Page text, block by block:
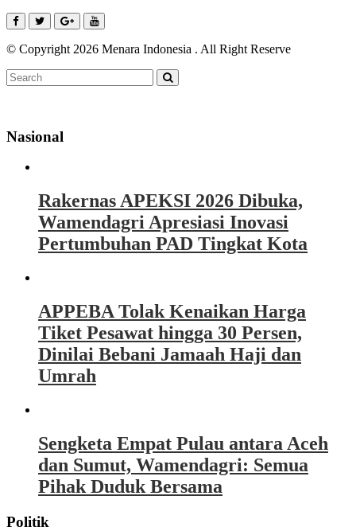
© Copyright 2026 Menara Indonesia . All Right Reserve
Nasional
Rakernas APEKSI 2026 Dibuka,
Wamendagri Apresiasi Inovasi
Pertumbuhan PAD Tingkat Kota
APPEBA Tolak Kenaikan Harga
Tiket Pesawat hingga 30 Persen,
Dinilai Bebani Jamaah Haji dan
Umrah
Sengketa Empat Pulau antara Aceh
dan Sumut, Wamendagri: Semua
Pihak Duduk Bersama
Politik